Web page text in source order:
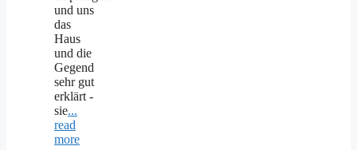
und uns
das
Haus
und die
Gegend
sehr gut
erklärt -
sie...
read
more